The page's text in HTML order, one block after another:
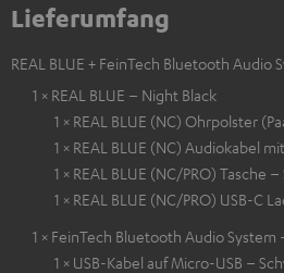
Lieferumfang
REAL BLUE + FeinTech Bluetooth Audio
1 × REAL BLUE – Night Black
1 × REAL BLUE (NC) Ohrpolster
1 × REAL BLUE (NC) Audiokabel
1 × REAL BLUE (NC/PRO) Tasche
1 × REAL BLUE (NC/PRO) USB-C
1 × FeinTech Bluetooth Audio System
1 × USB-Kabel auf Micro-USB –